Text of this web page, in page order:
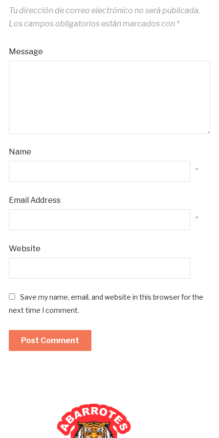
Tu dirección de correo electrónico no será publicada.
Los campos obligatorios están marcados con *
Message
Name
*
Email Address
*
Website
Save my name, email, and website in this browser for the
next time I comment.